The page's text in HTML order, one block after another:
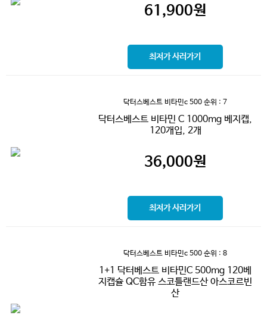
61,900원
최저가 사러가기
닥터스베스트 비타민c 500 순위 : 7
닥터스베스트 비타민 C 1000mg 베지캡,
120개입, 2개
36,000원
최저가 사러가기
닥터스베스트 비타민c 500 순위 : 8
1+1 닥터베스트 비타민C 500mg 120베
지캡슐 QC함유 스코틀랜드산 아스코르빈
산